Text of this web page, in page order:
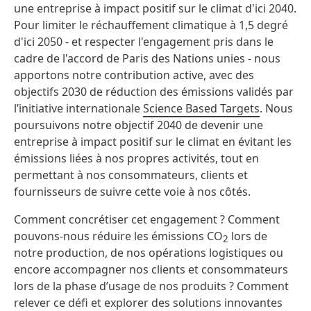
une entreprise à impact positif sur le climat d'ici 2040.
Pour limiter le réchauffement climatique à 1,5 degré
d'ici 2050 - et respecter l'engagement pris dans le
cadre de l'accord de Paris des Nations unies - nous
apportons notre contribution active, avec des
objectifs 2030 de réduction des émissions validés par
l’initiative internationaleScience Based Targets. Nous
poursuivons notre objectif 2040 de devenir une
entreprise à impact positif sur le climat en évitant les
émissions liées à nos propres activités, tout en
permettant à nos consommateurs, clients et
fournisseurs de suivre cette voie à nos côtés.
Comment concrétiser cet engagement ? Comment
pouvons-nous réduire les émissions CO2 lors de
notre production, de nos opérations logistiques ou
encore accompagner nos clients et consommateurs
lors de la phase d’usage de nos produits ? Comment
relever ce défi et explorer des solutions innovantes